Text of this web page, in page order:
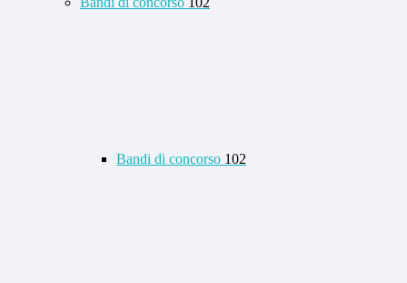
Bandi di concorso 102